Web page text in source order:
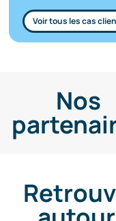
Voir tous les cas
Nos